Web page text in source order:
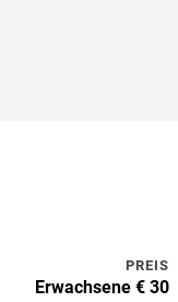
PREIS
Erwachsene € 30